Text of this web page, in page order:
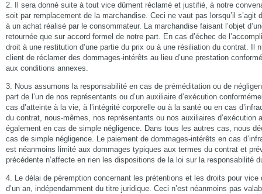
2. Il sera donné suite à tout vice dûment réclamé et justifié, à notre
soit par remplacement de la marchandise. Ceci ne vaut pas lorsqu’il s’agit
à un achat réalisé par le consommateur. La marchandise faisant l’objet
retournée que sur accord formel de notre part. En cas d’échec de
droit à une restitution d’une partie du prix ou à une résiliation du contrat. Il
client de réclamer des dommages-intérêts au lieu d’une prestation
aux conditions annexes.
3. Nous assumons la responsabilité en cas de préméditation ou de
part de l’un de nos représentants ou d’un auxiliaire d’exécution
cas d’atteinte à la vie, à l’intégrité corporelle ou à la santé ou en cas
du contrat, nous-mêmes, nos représentants ou nos auxiliaires d’exécution
également en cas de simple négligence. Dans tous les autres cas, nous
cas de simple négligence. Le paiement de dommages-intérêts en cas
est néanmoins limité aux dommages typiques aux termes du contrat et
précédente n’affecte en rien les dispositions de la loi sur la responsabilité
4. Le délai de péremption concernant les prétentions et les droits pour
d’un an, indépendamment du titre juridique. Ceci n’est néanmoins pas